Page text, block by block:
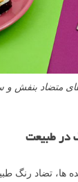
متضاد بنفش و
در طبیعت
ها، تضاد رنگ